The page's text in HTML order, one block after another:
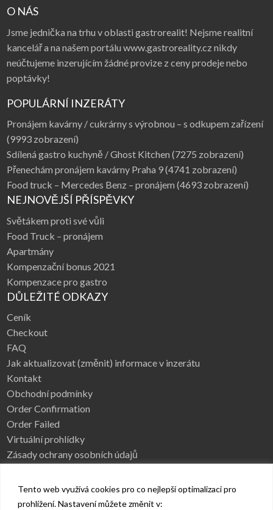
Tento web využívá cookies pro co nejlepší optimalizaci pro
prohlížení. Nastavení můžete změnit v:
O NÁS
Jsme jednička na trhu v oblasti gastrorealit! Nejsme realitní
kancelář a na našem portálu www.gastroreality.cz nikdy
neúčtujeme inzerujícím žádné provize z ceny prodeje nebo
poptávky!
POPULÁRNÍ INZERÁTY
Pronájem kavárny / cukrárny s výrobnou – s odkupem zařízení
(9993 zobrazení)
Sdílená gastro kuchyně / Ghost Kitchen (7275 zobrazení)
Přenechám pronájem kavárny Praha 9(4741 zobrazení)
Food truck – Mercedes Benz – pronájem (4693 zobrazení)
NEJNOVĚJŠÍ PŘÍSPĚVKY
Světákem proti své vůli
Food Truck – pronájem
Apartmány
Kompenzační bonus 2021
Kompenzace pro gastro
DŮLEŽITÉ ODKAZY
Ceník
Checkout
FAQ
Jak aktualizovat (změnit) informace v inzerátu
Kontakt
Obchodní podmínky
Order Confirmation
Order Failed
Virtuální prohlídky
Zásady ochrany osobních údajů
Úvod Kategorie FAQ Vytvořit inzerát